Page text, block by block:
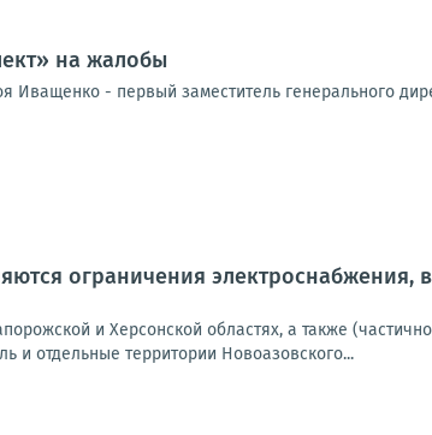
на жалобы
- первый заместитель генерального
ограничения электроснабжения,
и Херсонской областях, а также
и отдельные территории Новоазовского...